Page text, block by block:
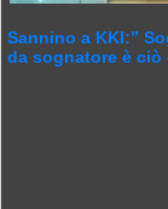
Sannino a KKI:”
da sognatore è ciò